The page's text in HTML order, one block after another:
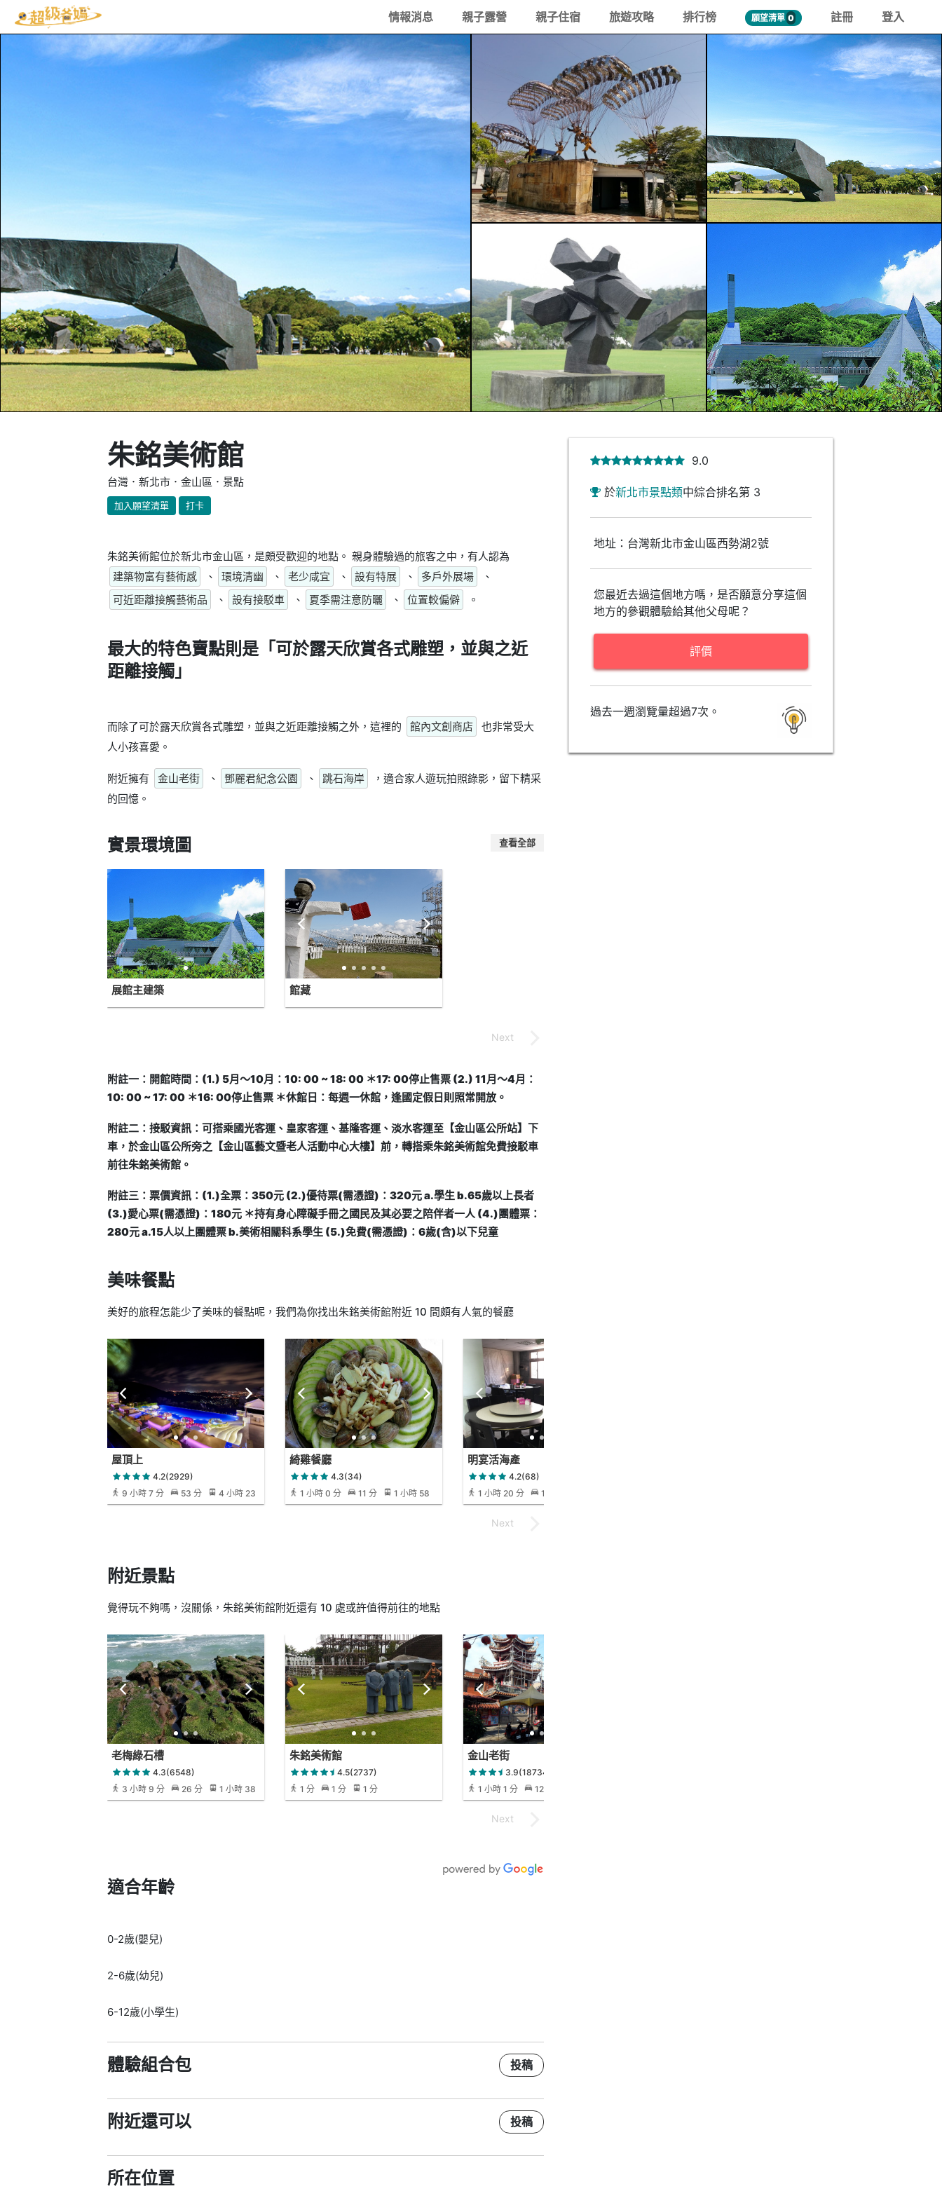
情報消息 親子露營 親子住宿 旅遊攻略 排行榜 願望清單 0 註冊 登入
朱銘美術館
台灣．新北市．金山區．景點
加入願望清單 打卡
朱銘美術館位於新北市金山區，是頗受歡迎的地點。 親身體驗過的旅客之中，有人認為
建築物富有藝術感
、 環境清幽 、 老少咸宜 、 設有特展 、 多戶外展場
、
可近距離接觸藝術品
、 設有接駁車 、 夏季需注意防曬 、 位置較偏僻 。
最大的特色賣點則是「可於露天欣賞各式雕塑，並與之近
距離接觸」
而除了可於露天欣賞各式雕塑，並與之近距離接觸之外，這裡的 館內文創商店
也非常受大
人小孩喜愛。
附近擁有 金山老街 、 鄧麗君紀念公園 、 跳石海岸
，適合家人遊玩拍照錄影，留下精采
的回憶。
實景環境圖 查看全部
展館主建築 館藏
附註一：開館時間：(1.) 5月～10月：10: 00 ~ 18: 00 ＊17: 00停止售票 (2.) 11月～4月：
10: 00 ~ 17: 00 ＊16: 00停止售票 ＊休館日：每週一休館，逢國定假日則照常開放。
附註二：接駁資訊：可搭乘國光客運、皇家客運、基隆客運、淡水客運至【金山區公所站】下
車，於金山區公所旁之【金山區藝文暨老人活動中心大樓】前，轉搭乘朱銘美術館免費接駁車
前往朱銘美術館。
附註三：票價資訊：(1.)全票：350元 (2.)優待票(需憑證)：320元 a.學生 b.65歲以上長者
(3.)愛心票(需憑證)：180元 ＊持有身心障礙手冊之國民及其必要之陪伴者一人 (4.)團體票：
280元 a.15人以上團體票 b.美術相關科系學生 (5.)免費(需憑證)：6歲(含)以下兒童
美味餐點
美好的旅程怎能少了美味的餐點呢，我們為你找出朱銘美術館附近 10 間頗有人氣的餐廳
屋頂上
4.2(2929)
9 小時 7 分
53 分
4 小時 23
分
綺雞餐廳
4.3(34)
1 小時 0 分
11 分
1 小時 58
分
明宴活海產
4.2(68)
1 小時 20 分
16 分
分
附近景點
覺得玩不夠嗎，沒關係，朱銘美術館附近還有 10 處或許值得前往的地點
老梅綠石槽
4.3(6548)
3 小時 9 分
26 分
1 小時 38
分
朱銘美術館
4.5(2737)
1 分
1 分 1 分
金山老街
3.9(18734)
1 小時 1 分
12 分
分
適合年齡
0-2歲(嬰兒)
2-6歲(幼兒)
6-12歲(小學生)
體驗組合包 投稿
附近還可以 投稿
所在位置
9.0
於新北市景點類中綜合排名第 3
地址：台灣新北市金山區西勢湖2號
您最近去過這個地方嗎，是否願意分享這個
地方的參觀體驗給其他父母呢？
評價
過去一週瀏覽量超過7次。